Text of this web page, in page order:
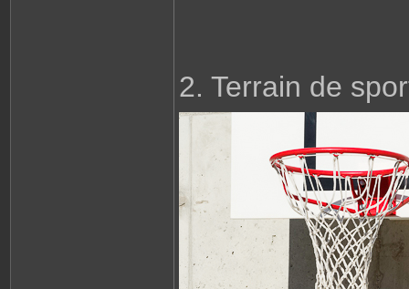
2. Terrain de